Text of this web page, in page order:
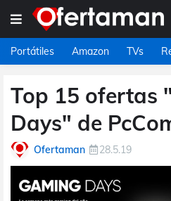
Portátiles Amazon TVs
Top 15 ofertas
Days" de
Ofertaman 28.5.19